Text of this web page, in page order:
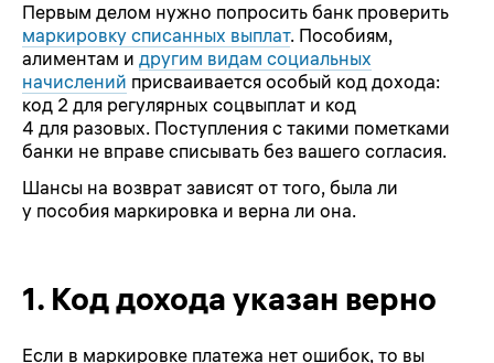
Первым делом нужно попросить банк проверить
маркировку списанных выплат. Пособиям,
алиментам и другим видам социальных
начислений присваивается особый код дохода:
код 2 для регулярных соцвыплат и код
4 для разовых. Поступления с такими пометками
банки не вправе списывать без вашего согласия.
Шансы на возврат зависят от того, была ли
у пособия маркировка и верна ли она.
1. Код дохода указан верно
Если в маркировке платежа нет ошибок, то вы